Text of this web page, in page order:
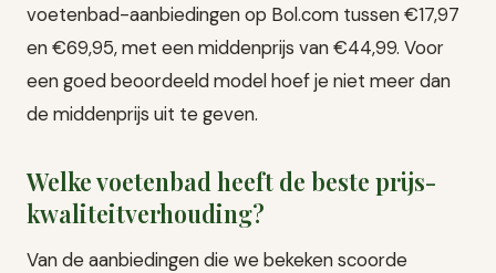
voetenbad-aanbiedingen op Bol.com tussen €17,97
en €69,95, met een middenprijs van €44,99. Voor
een goed beoordeeld model hoef je niet meer dan
de middenprijs uit te geven.
Welke voetenbad heeft de beste prijs-
kwaliteitverhouding?
Van de aanbiedingen die we bekeken scoorde